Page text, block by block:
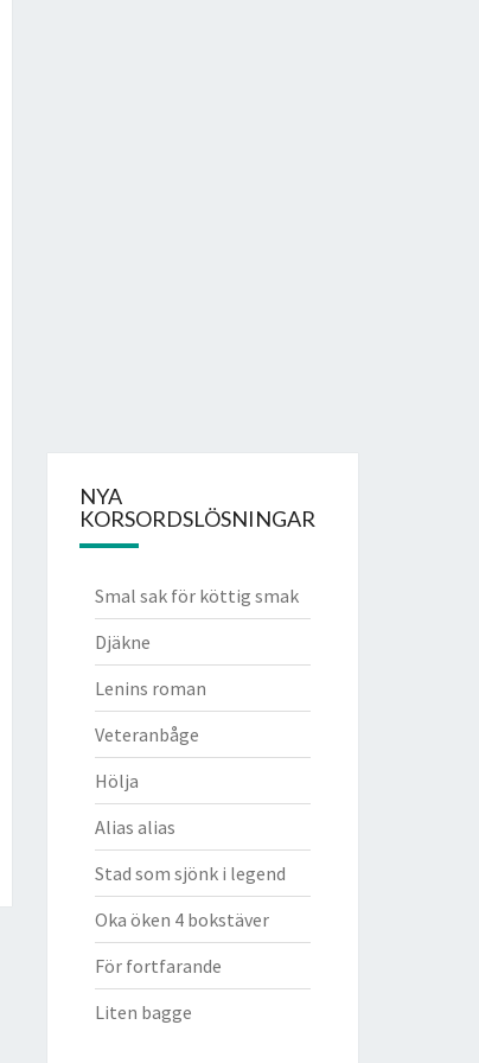
NYA
KORSORDSLÖSNINGAR
Smal sak för köttig smak
Djäkne
Lenins roman
Veteranbåge
Hölja
Alias alias
Stad som sjönk i legend
Oka öken 4 bokstäver
För fortfarande
Liten bagge